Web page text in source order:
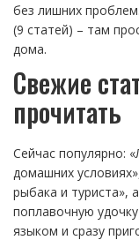
без лишних
(9 статей) – там
дома.
Свежие
прочитать
Сейчас популярно:
домашних
рыбака и туриста»,
поплавочную
языком и сразу